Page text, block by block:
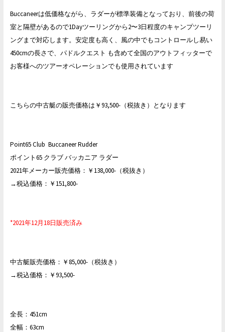
Buccaneerは低価格ながら、ラダーが標準装備となっており、前後の荷
室と隔壁があるので1Dayツーリングから2〜3日程度のキャンプツーリ
ングまで対応します。安定度も高く、風の中でもコントロールし易い
450cmの長さで、パドルクエスト も含めて全国のアウトフィッターで
お客様へのツアーオペレーションでも使用されています
こちらの中古艇の販売価格は￥93,500-（税抜き）となります
Point65 Club Buccaneer Rudder
ポイント65 クラブ バッカニア ラダー
2021年メーカー販売価格：￥138,000-（税抜き）
→税込価格：￥151,800-
*2021年12月18日販売済み
中古艇販売価格：￥85,000-（税抜き）
→税込価格：￥93,500-
全長：451cm
全幅：63cm